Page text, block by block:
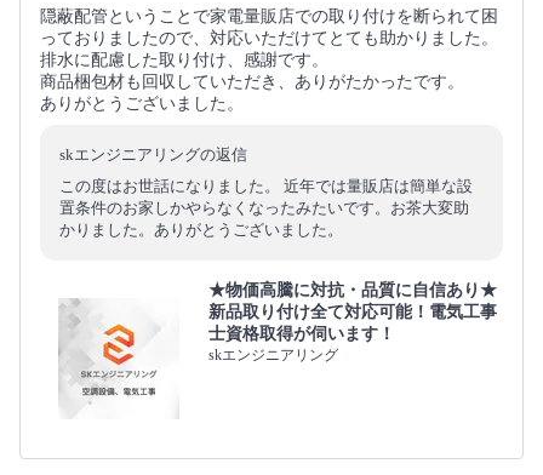
隠蔽配管ということで家電量販店での取り付けを断られて困
っておりましたので、対応いただけてとても助かりました。
排水に配慮した取り付け、感謝です。
商品梱包材も回収していただき、ありがたかったです。
ありがとうございました。
skエンジニアリングの返信
この度はお世話になりました。 近年では量販店は簡単な設
置条件のお家しかやらなくなったみたいです。お茶大変助
かりました。ありがとうございました。
★物価高騰に対抗・品質に自信あり★
新品取り付け全て対応可能！電気工事
士資格取得が伺います！
skエンジニアリング